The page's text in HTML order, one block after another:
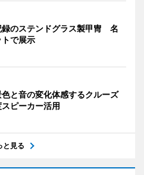
録のステンドグラス製甲冑 名
で展示
と音の変化体感するクルーズ
ピーカー活用
と見る